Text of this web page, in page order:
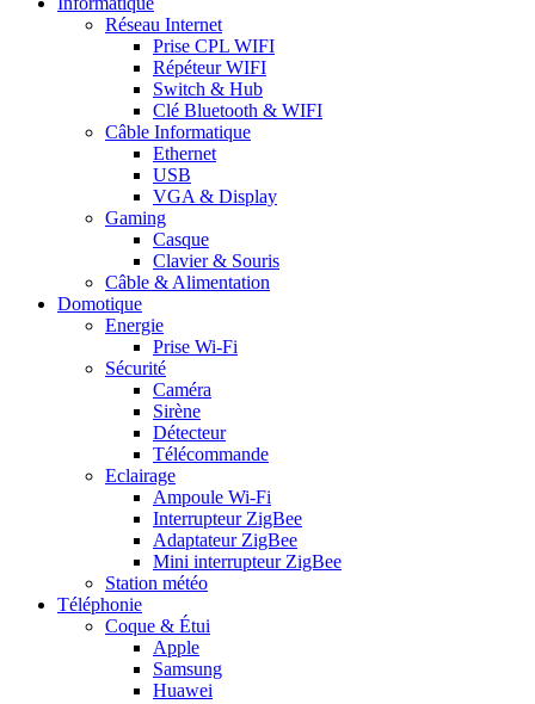
Réseau Internet
Prise CPL WIFI
Répéteur WIFI
Switch & Hub
Clé Bluetooth & WIFI
Câble Informatique
Ethernet
USB
VGA & Display
Gaming
Casque
Clavier & Souris
Câble & Alimentation
Domotique
Energie
Prise Wi-Fi
Sécurité
Caméra
Sirène
Détecteur
Télécommande
Eclairage
Ampoule Wi-Fi
Interrupteur ZigBee
Adaptateur ZigBee
Mini interrupteur ZigBee
Station météo
Téléphonie
Coque & Étui
Apple
Samsung
Huawei